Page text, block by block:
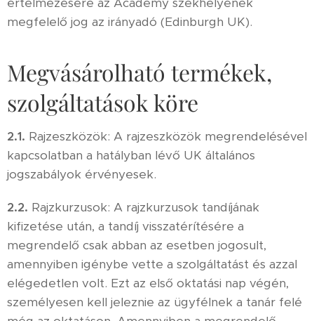
megfelelő jog az irányadó (Edinburgh UK).
Megvásárolható termékek,
szolgáltatások köre
2.1. Rajzeszközök: A rajzeszközök megrendelésével
kapcsolatban a hatályban lévő UK általános
jogszabályok érvényesek.
2.2. Rajzkurzusok: A rajzkurzusok tandíjának
kifizetése után, a tandíj visszatérítésére a
megrendelő csak abban az esetben jogosult,
amennyiben igénybe vette a szolgáltatást és azzal
elégedetlen volt. Ezt az első oktatási nap végén,
személyesen kell jeleznie az ügyfélnek a tanár felé